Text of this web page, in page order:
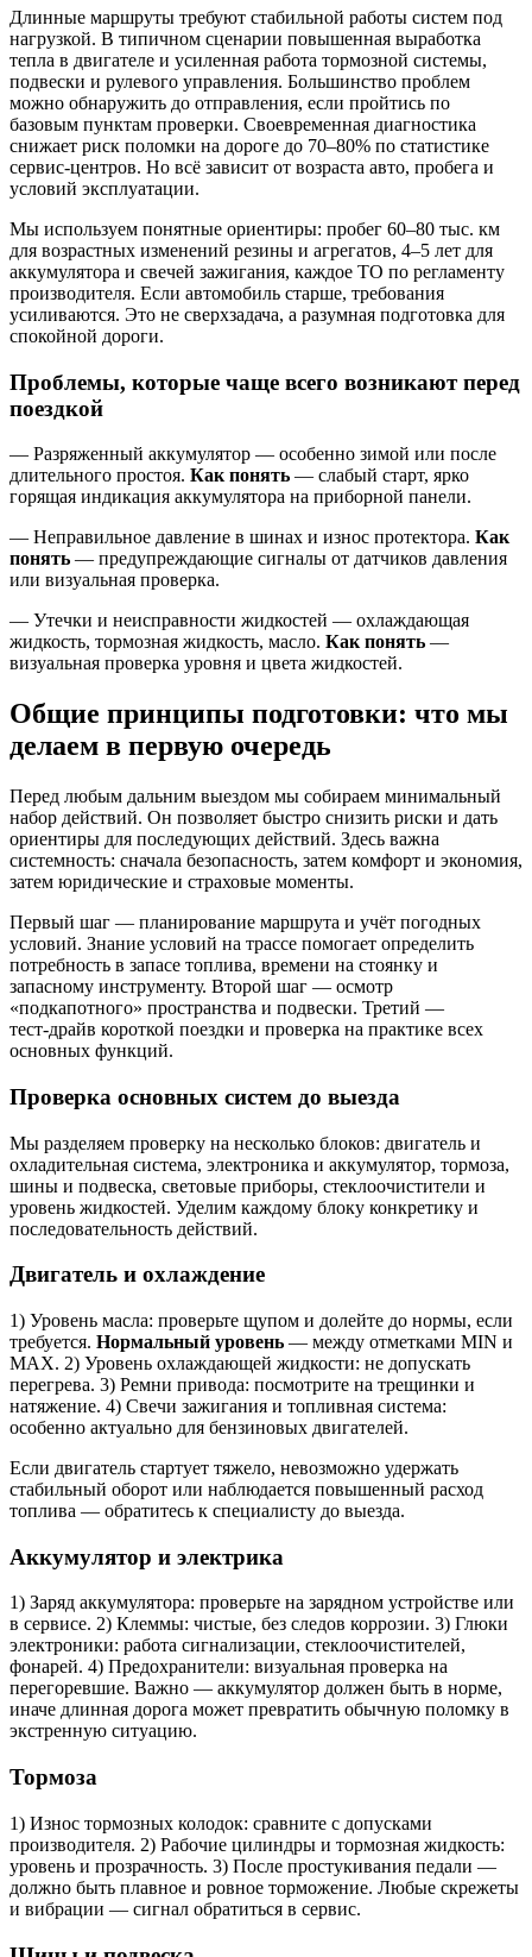
Длинные маршруты требуют стабильной работы систем под
нагрузкой. В типичном сценарии повышенная выработка
тепла в двигателе и усиленная работа тормозной системы,
подвески и рулевого управления. Большинство проблем
можно обнаружить до отправления, если пройтись по
базовым пунктам проверки. Своевременная диагностика
снижает риск поломки на дороге до 70–80% по статистике
сервис‑центров. Но всё зависит от возраста авто, пробега и
условий эксплуатации.
Мы используем понятные ориентиры: пробег 60–80 тыс. км
для возрастных изменений резины и агрегатов, 4–5 лет для
аккумулятора и свечей зажигания, каждое ТО по регламенту
производителя. Если автомобиль старше, требования
усиливаются. Это не сверхзадача, а разумная подготовка для
спокойной дороги.
Проблемы, которые чаще всего возникают перед
поездкой
— Разряженный аккумулятор — особенно зимой или после
длительного простоя. Как понять — слабый старт, ярко
горящая индикация аккумулятора на приборной панели.
— Неправильное давление в шинах и износ протектора. Как
понять — предупреждающие сигналы от датчиков давления
или визуальная проверка.
— Утечки и неисправности жидкостей — охлаждающая
жидкость, тормозная жидкость, масло. Как понять —
визуальная проверка уровня и цвета жидкостей.
Общие принципы подготовки: что мы
делаем в первую очередь
Перед любым дальним выездом мы собираем минимальный
набор действий. Он позволяет быстро снизить риски и дать
ориентиры для последующих действий. Здесь важна
системность: сначала безопасность, затем комфорт и экономия,
затем юридические и страховые моменты.
Первый шаг — планирование маршрута и учёт погодных
условий. Знание условий на трассе помогает определить
потребность в запасе топлива, времени на стоянку и
запасному инструменту. Второй шаг — осмотр
«подкапотного» пространства и подвески. Третий —
тест‑драйв короткой поездки и проверка на практике всех
основных функций.
Проверка основных систем до выезда
Мы разделяем проверку на несколько блоков: двигатель и
охладительная система, электроника и аккумулятор, тормоза,
шины и подвеска, световые приборы, стеклоочистители и
уровень жидкостей. Уделим каждому блоку конкретику и
последовательность действий.
Двигатель и охлаждение
1) Уровень масла: проверьте щупом и долейте до нормы, если
требуется. Нормальный уровень — между отметками MIN и
MAX. 2) Уровень охлаждающей жидкости: не допускать
перегрева. 3) Ремни привода: посмотрите на трещинки и
натяжение. 4) Свечи зажигания и топливная система:
особенно актуально для бензиновых двигателей.
Если двигатель стартует тяжело, невозможно удержать
стабильный оборот или наблюдается повышенный расход
топлива — обратитесь к специалисту до выезда.
Аккумулятор и электрика
1) Заряд аккумулятора: проверьте на зарядном устройстве или
в сервисе. 2) Клеммы: чистые, без следов коррозии. 3) Глюки
электроники: работа сигнализации, стеклоочистителей,
фонарей. 4) Предохранители: визуальная проверка на
перегоревшие. Важно — аккумулятор должен быть в норме,
иначе длинная дорога может превратить обычную поломку в
экстренную ситуацию.
Тормоза
1) Износ тормозных колодок: сравните с допусками
производителя. 2) Рабочие цилиндры и тормозная жидкость:
уровень и прозрачность. 3) После простукивания педали —
должно быть плавное и ровное торможение. Любые скрежеты
и вибрации — сигнал обратиться в сервис.